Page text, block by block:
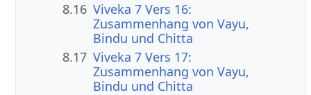
8.16 Viveka 7 Vers 16:
Zusammenhang von Vayu,
Bindu und Chitta
8.17 Viveka 7 Vers 17:
Zusammenhang von Vayu,
Bindu und Chitta